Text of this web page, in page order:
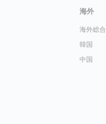
海外
海外総合
韓国
中国